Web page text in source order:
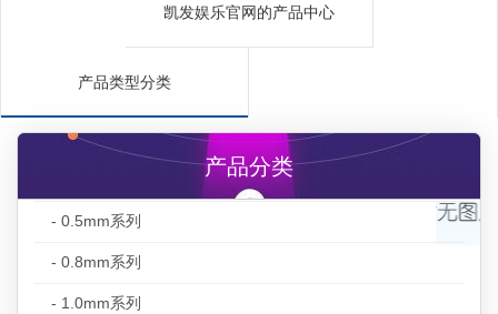
凯发娱乐官网的产品中心
产品类型分类
产品分类
- 0.5mm系列
- 0.8mm系列
- 1.0mm系列